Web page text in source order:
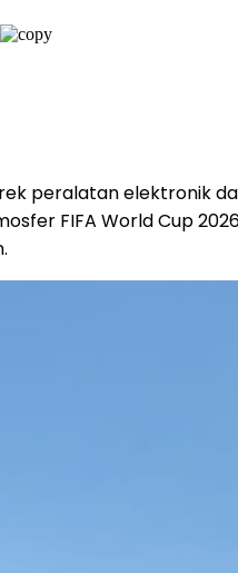
peralatan
FIFA World Cup